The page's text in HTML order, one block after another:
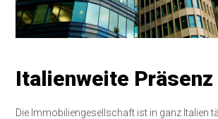
Italienweite Präsenz
Die Immobiliengesellschaft ist in ganz Italien